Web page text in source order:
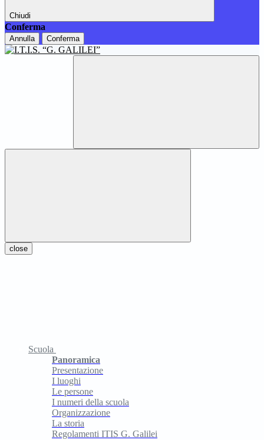
Chiudi
Conferma
Annulla Conferma
close
Scuola
Panoramica
Presentazione
I luoghi
Le persone
I numeri della scuola
Organizzazione
La storia
Regolamenti ITIS G. Galilei